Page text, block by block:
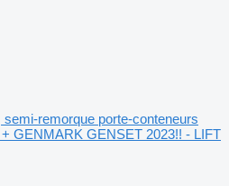
semi-remorque porte-conteneurs
GENMARK GENSET 2023!! - LIFT